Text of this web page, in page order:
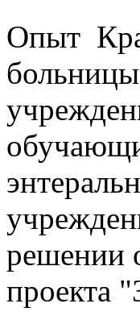
Опыт
решении
проекта